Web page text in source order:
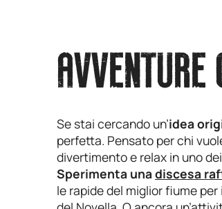
AVVENTURE
Se stai cercando un’idea
perfetta. Pensato per chi
divertimento e relax in uno
Sperimenta una discesa
le rapide del miglior fiume